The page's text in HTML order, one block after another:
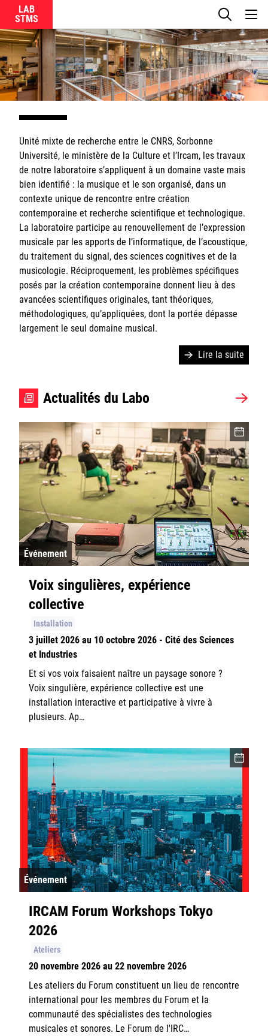
LAB
Ircam
CNRS
Sorbonne Université
Ministère de la Culture
Login/Signup
Le laboratoire
La recherche
Actualités
Équipes
Unité mixte de recherche entre le CNRS, Sorbonne
Université, le ministère de la Culture et l’Ircam, les travaux
de notre laboratoire s’appliquent à un domaine vaste mais
bien identifié : la musique et le son organisé, dans un
contexte unique de rencontre entre création
contemporaine et recherche scientifique et technologique.
La laboratoire participe au renouvellement de l’expression
musicale par les apports de l’informatique, de l’acoustique,
du traitement du signal, des sciences cognitives et de la
musicologie. Réciproquement, les problèmes spécifiques
posés par la création contemporaine donnent lieu à des
avancées scientifiques originales, tant théoriques,
méthodologiques, qu’appliquées, dont la portée dépasse
largement le seul domaine musical.
Lire la suite
Actualités du Labo
Événement
Voix singulières, expérience
collective
Installation
3 juillet 2026 au 10 octobre 2026 - Cité des Sciences
et Industries
Et si vos voix faisaient naître un paysage sonore ?
Voix singulière, expérience collective est une
installation interactive et participative à vivre à
plusieurs. Ap…
Événement
IRCAM Forum Workshops Tokyo
2026
Ateliers
20 novembre 2026 au 22 novembre 2026
Les ateliers du Forum constituent un lieu de rencontre
international pour les membres du Forum et la
communauté des spécialistes des technologies
musicales et sonores. Le Forum de l'IRC…